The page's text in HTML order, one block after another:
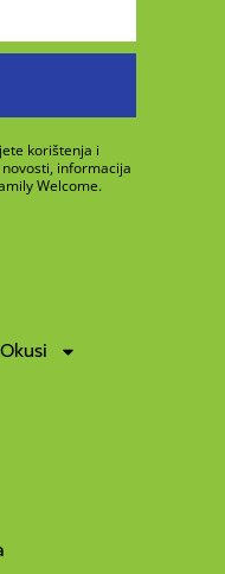
korištenja i
informacija
Welcome.
Okusi